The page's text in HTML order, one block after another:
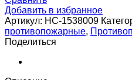
противопожарный
SHUFT
SHFDC-
120-
O-
450_400-
Добавить в избранное
Артикул: НС-1538009
противопожарные,
Поделиться